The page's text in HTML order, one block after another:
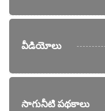
వీడియోలు
సాగునీటి పథకాలు